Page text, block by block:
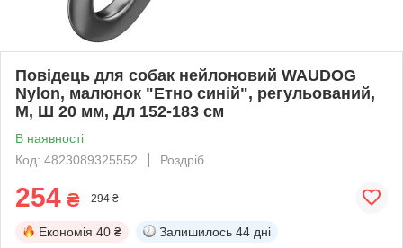
Повідець для собак нейлоновий WAUDOG
Nylon, малюнок "Етно синій", регульований,
M, Ш 20 мм, Дл 152-183 см
В наявності
Код: 4823089325552
Роздріб
254 ₴ 294 ₴
Економія 40 ₴ Залишилось 44 дні